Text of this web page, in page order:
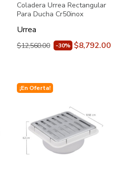
Coladera Urrea Rectangular
Para Ducha Cr50inox
Urrea
$12,560.00 -30% $8,792.00
¡En Oferta!